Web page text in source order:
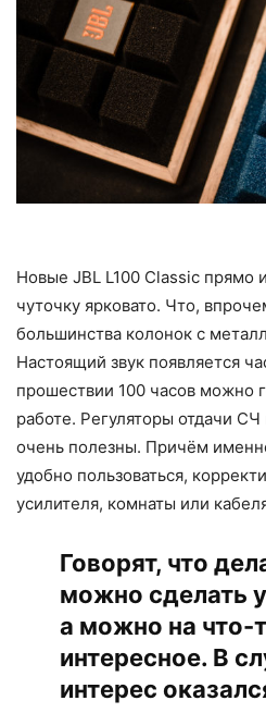
Новые JBL L100 Classic прямо
чуточку ярковато. Что,
большинства колонок с
Настоящий звук появляется
прошествии 100 часов можно
работе. Регуляторы отдачи
очень полезны. Причём
удобно пользоваться,
усилителя, комнаты или
Говорят, что
можно сделать
а можно на что-
интересное. В
интерес